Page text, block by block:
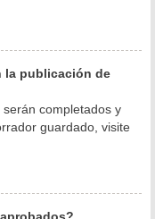
la publicación de
completados y
guardado, visite